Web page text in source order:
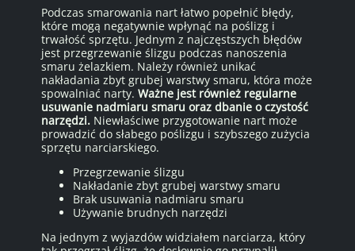
Podczas smarowania nart łatwo popełnić błędy,
które mogą negatywnie wpłynąć na poślizg i
trwałość sprzętu. Jednym z najczęstszych błędów
jest przegrzewanie ślizgu podczas nanoszenia
smaru żelazkiem. Należy również unikać
nakładania zbyt grubej warstwy smaru, która może
spowalniać narty. Ważne jest również regularne
usuwanie nadmiaru smaru oraz dbanie o czystość
narzędzi. Niewłaściwe przygotowanie nart może
prowadzić do słabego poślizgu i szybszego zużycia
sprzętu narciarskiego.
Przegrzewanie ślizgu
Nakładanie zbyt grubej warstwy smaru
Brak usuwania nadmiaru smaru
Używanie brudnych narzędzi
Na jednym z wyjazdów widziałem narciarza, który